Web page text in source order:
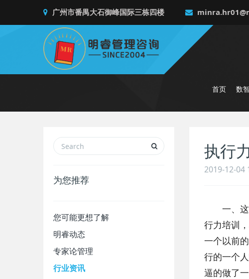
广州市番禺大石御峰国际三栋四楼
首页 数
为您推荐
您可能更想了解
明睿动态
专家论管理
行业资讯
执行
2019-12-04
一、这
行力培训
一个以前
行的一个
逼的做了